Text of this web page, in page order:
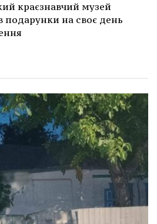
краєзнавчий музей
подарунки на своє день